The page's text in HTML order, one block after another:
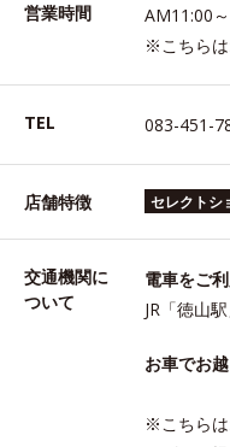
営業時間
AM11:00
※こちらは
TEL 083-451-
店舗特徴 セレクトシ
交通機関に
ついて
電車をご
JR「徳山
お車でお
※こちらは